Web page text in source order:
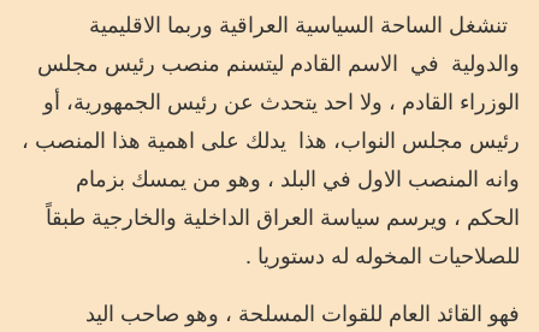
تنشغل الساحة السياسية العراقية وربما الاقليمية
والدولية في الاسم القادم ليتسنم منصب رئيس مجلس
الوزراء القادم ، ولا احد يتحدث عن رئيس الجمهورية، أو
رئيس مجلس النواب، هذا يدلك على اهمية هذا المنصب ،
وانه المنصب الاول في البلد ، وهو من يمسك بزمام
الحكم ، ويرسم سياسة العراق الداخلية والخارجية طبقاً
للصلاحيات المخوله له دستوريا .
فهو القائد العام للقوات المسلحة ، وهو صاحب اليد